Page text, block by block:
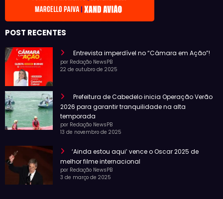
POST RECENTES
Entrevista imperdível no “Câmara em Ação”!
por Redação NewsPB
22 de outubro de 2025
Prefeitura de Cabedelo inicia Operação Verão
2026 para garantir tranquilidade na alta
temporada
por Redação NewsPB
13 de novembro de 2025
‘Ainda estou aqui’ vence o Oscar 2025 de
melhor filme internacional
por Redação NewsPB
3 de março de 2025